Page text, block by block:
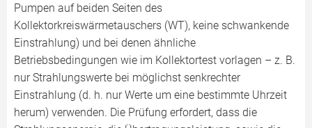
Pumpen auf beiden Seiten des
Kollektorkreiswärmetauschers (WT), keine schwankende
Einstrahlung) und bei denen ähnliche
Betriebsbedingungen wie im Kollektortest vorlagen – z. B.
nur Strahlungswerte bei möglichst senkrechter
Einstrahlung (d. h. nur Werte um eine bestimmte Uhrzeit
herum) verwenden. Die Prüfung erfordert, dass die